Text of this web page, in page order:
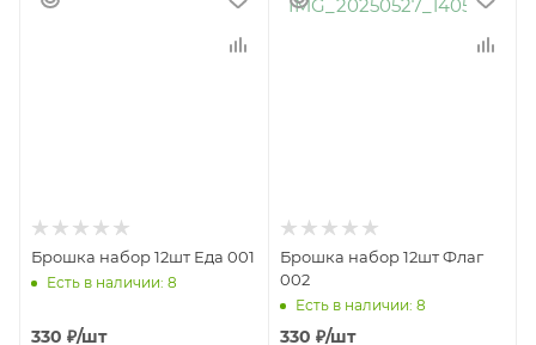
Брошка набор 12шт Еда 001
Есть в наличии: 8
330 ₽/шт
Брошка набор 12шт Флаг
002
Есть в наличии: 8
330 ₽/шт